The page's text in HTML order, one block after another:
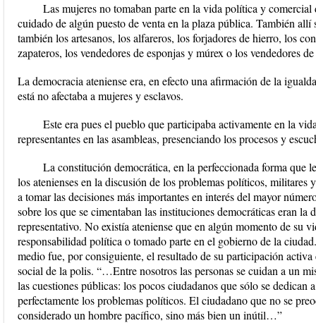
Las mujeres no tomaban parte en la vida política y comercial
cuidado de algún puesto de venta en la plaza pública. También allí
también los artesanos, los alfareros, los forjadores de hierro, los
zapateros, los vendedores de esponjas y múrex o los vendedores
La democracia ateniense era, en efecto una afirmación de la
está no afectaba a mujeres y esclavos.
Este era pues el pueblo que participaba activamente en la
representantes en las asambleas, presenciando los procesos y
La constitución democrática, en la perfeccionada forma que
los atenienses en la discusión de los problemas políticos, militares
a tomar las decisiones más importantes en interés del mayor
sobre los que se cimentaban las instituciones democráticas eran
representativo. No existía ateniense que en algún momento de su
responsabilidad política o tomado parte en el gobierno de la
medio fue, por consiguiente, el resultado de su participación
social de la polis. “…Entre nosotros las personas se cuidan a un
las cuestiones públicas: los pocos ciudadanos que sólo se dedican
perfectamente los problemas políticos. El ciudadano que no se
considerado un hombre pacífico, sino más bien un inútil…”